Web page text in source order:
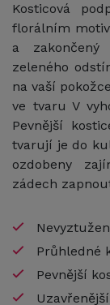
Kosticová
florálním
a
zeleného
na vaší
ve tvaru V
Pevnější
tvarují je do
ozdobeny
zádech
Průhledné
Pevnější